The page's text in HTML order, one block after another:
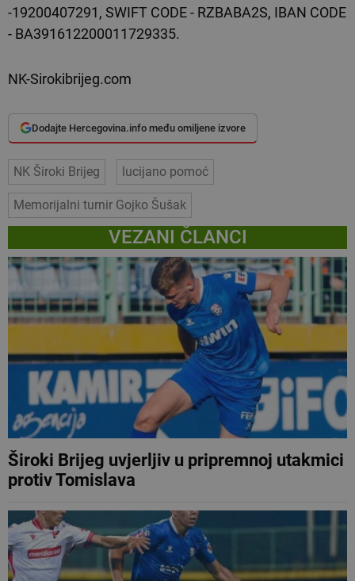
-19200407291, SWIFT CODE - RZBABA2S, IBAN CODE
- BA391612200011729335.
NK-Sirokibrijeg.com
Dodajte Hercegovina.info među omiljene izvore
NK Široki Brijeg lucijano pomoć
Memorijalni turnir Gojko Šušak
VEZANI ČLANCI
Široki Brijeg uvjerljiv u pripremnoj utakmici
protiv Tomislava